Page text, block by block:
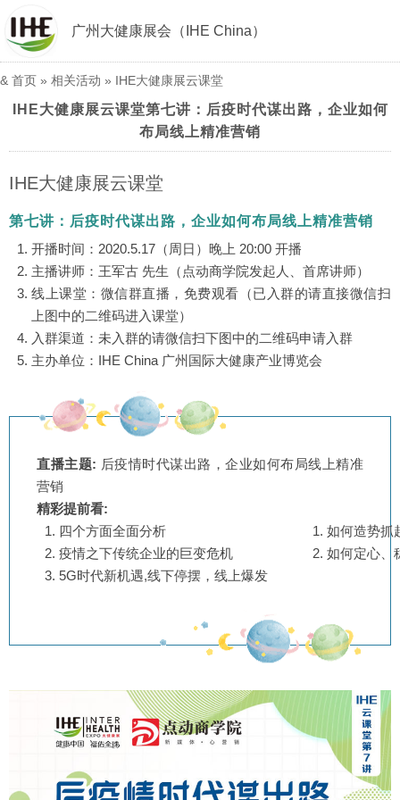
广州大健康展会（IHE China）
& 首页 » 相关活动 » IHE大健康展云课堂
IHE大健康展云课堂第七讲：后疫时代谋出路，企业如何
布局线上精准营销
IHE大健康展云课堂
第七讲：后疫时代谋出路，企业如何布局线上精准营销
开播时间：2020.5.17（周日）晚上 20:00 开播
主播讲师：王军古 先生（点动商学院发起人、首席讲师）
线上课堂：微信群直播，免费观看（已入群的请直接微信扫
上图中的二维码进入课堂）
入群渠道：未入群的请微信扫下图中的二维码申请入群
主办单位：IHE China 广州国际大健康产业博览会
直播主题: 后疫情时代谋出路，企业如何布局线上精准
营销
精彩提前看:
四个方面全面分析
疫情之下传统企业的巨变危机
5G时代新机遇,线下停摆，线上爆发
如何造势抓
如何定心、